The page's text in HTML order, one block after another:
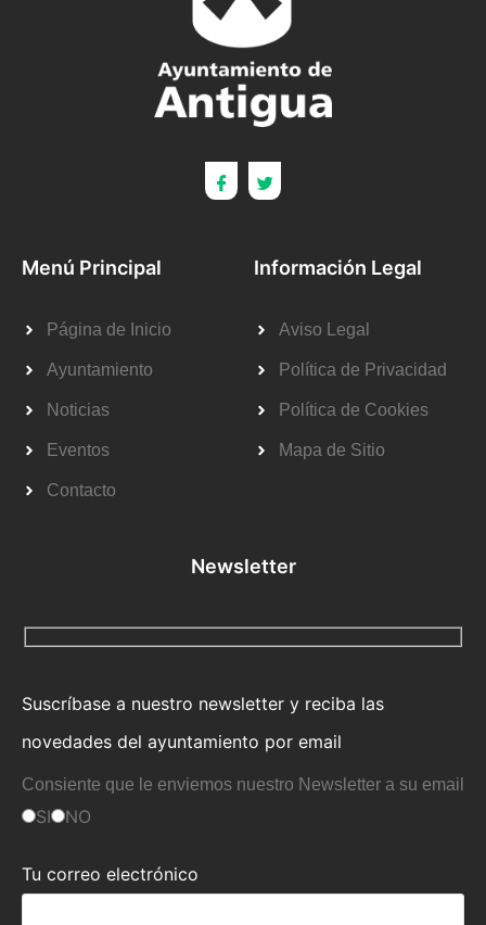
Menú Principal
Página de Inicio
Ayuntamiento
Noticias
Eventos
Contacto
Información Legal
Aviso Legal
Política de Privacidad
Política de Cookies
Mapa de Sitio
Newsletter
Suscríbase a nuestro newsletter y reciba las
novedades del ayuntamiento por email
Consiente que le enviemos nuestro Newsletter a su email
SI NO
Tu correo electrónico